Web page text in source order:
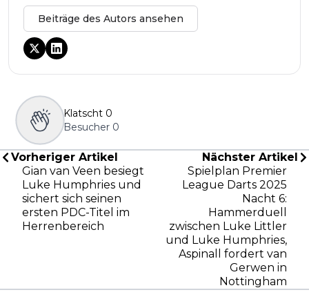
Beiträge des Autors ansehen
Klatscht 0
Besucher 0
Vorheriger Artikel
Gian van Veen besiegt
Luke Humphries und
sichert sich seinen
ersten PDC-Titel im
Herrenbereich
Nächster Artikel
Spielplan Premier
League Darts 2025
Nacht 6:
Hammerduell
zwischen Luke Littler
und Luke Humphries,
Aspinall fordert van
Gerwen in
Nottingham